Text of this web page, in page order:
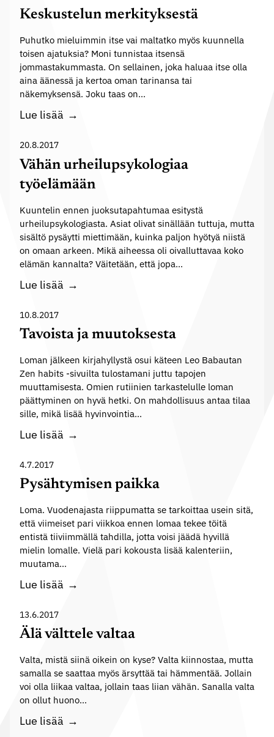
n
m
u
k
a
i
s
d
e
t
a
t
e
t
t
y
y
e
i
ö
s
s
ä
Keskustelun merkityksestä
Puhutko mieluimmin itse vai maltatko myös kuunnella
toisen ajatuksia? Moni tunnistaa itsensä
jommastakummasta. On sellainen, joka haluaa itse olla
aina äänessä ja kertoa oman tarinansa tai
näkemyksensä. Joku taas on…
Lue lisää K
k
t
e
l
u
m
k
y
k
s
ä
Vähän urheilupsykologiaa
työelämään
20.8.2017
Kuuntelin ennen juoksutapahtumaa esitystä
urheilupsykologiasta. Asiat olivat sinällään tuttuja, mutta
sisältö pysäytti miettimään, kuinka paljon hyötyä niistä
on omaan arkeen. Mikä aiheessa oli oivalluttavaa koko
elämän kannalta? Väitetään, että jopa…
Lue lisää V
ä
u
r
h
e
l
s
y
k
o
l
o
g
a
y
ö
e
Tavoista ja muutoksesta
10.8.2017
Loman jälkeen kirjahyllystä osui käteen Leo Babautan
Zen habits -sivuilta tulostamani juttu tapojen
muuttamisesta. Omien rutiinien tarkastelulle loman
päättyminen on hyvä hetki. On mahdollisuus antaa tilaa
sille, mikä lisää hyvinvointia…
Lue lisää
o
s
t
a
m
t
o
k
s
e
Pysähtymisen paikka
4.7.2017
Loma. Vuodenajasta riippumatta se tarkoittaa usein sitä,
että viimeiset pari viikkoa ennen lomaa tekee töitä
entistä tiiviimmällä tahdilla, jotta voisi jäädä hyvillä
mielin lomalle. Vielä pari kokousta lisää kalenteriin,
muutama…
Lue lisää P
ä
t
y
m
Älä välttele valtaa
13.6.2017
Valta, mistä siinä oikein on kyse? Valta kiinnostaa, mutta
samalla se saattaa myös ärsyttää tai hämmentää. Jollain
voi olla liikaa valtaa, jollain taas liian vähän. Sanalla valta
on ollut huono…
Lue lisää Ä